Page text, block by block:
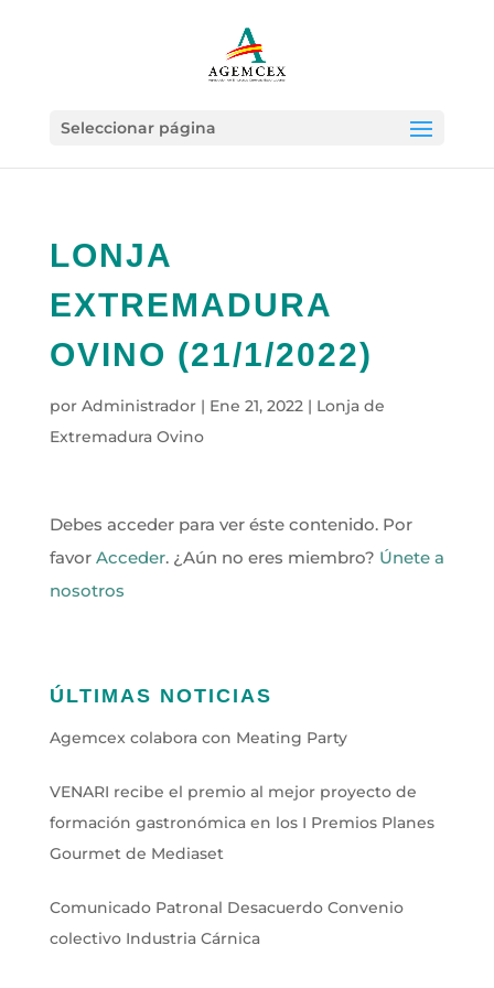
Seleccionar página
LONJA
EXTREMADURA
OVINO (21/1/2022)
por Administrador| Ene 21, 2022| Lonja de
Extremadura Ovino
Debes acceder para ver éste contenido. Por
favor Acceder. ¿Aún no eres miembro? Únete a
nosotros
ÚLTIMAS NOTICIAS
Agemcex colabora con Meating Party
VENARI recibe el premio al mejor proyecto de
formación gastronómica en los I Premios Planes
Gourmet de Mediaset
Comunicado Patronal Desacuerdo Convenio
colectivo Industria Cárnica